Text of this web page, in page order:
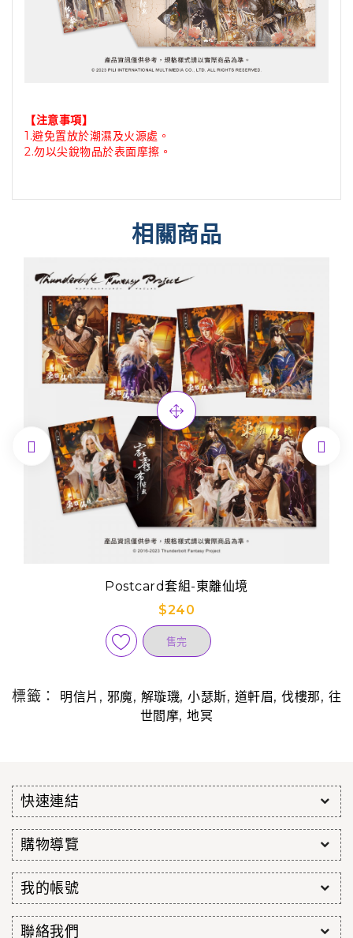
【注意事項】
1.避免置放於潮濕及火源處。
2.勿以尖銳物品於表面摩擦。
相關商品
Postcard套組-東離仙境
$240
售完
 
標籤： 明信片 , 邪魔, 解璇璣, 小瑟斯, 道軒眉, 伐樓那, 往
世閻摩,地冥
快速連結
購物導覽
我的帳號
聯絡我們